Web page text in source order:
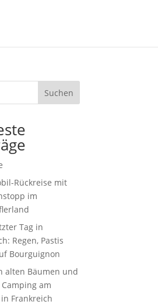
Suchen
Rückreise mit
im
Tag in
Regen, Pastis
Bourguignon
alten Bäumen und
am
Frankreich